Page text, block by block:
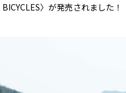
BICYCLES〉が発売されました！